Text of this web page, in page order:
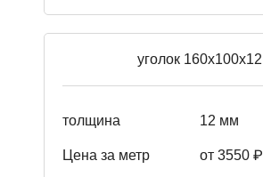
уголок 160х100х12
толщина 12 мм
Цена за метр от 3550 ₽